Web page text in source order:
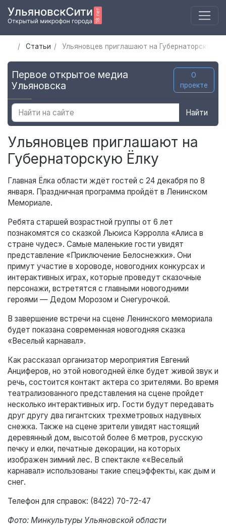
Статьи Ульяновцев приглашают на Губернаторскую
Первое открытое медиа
Ульяновска
О
проекте
Найти
Ульяновцев приглашают на
Губернаторскую Ёлку
Главная Ёлка области ждёт гостей с 24 декабря по 8
января. Праздничная программа пройдёт в Ленинском
Мемориале.
Ребята старшей возрастной группы от 6 лет
познакомятся со сказкой Льюиса Кэрролла «Алиса в
стране чудес». Самые маленькие гости увидят
представление «Приключение Белоснежки». Они
примут участие в хороводе, новогодних конкурсах и
интерактивных играх, которые проведут сказочные
персонажи, встретятся с главными новогодними
героями — Дедом Морозом и Снегурочкой.
В завершение встречи на сцене Ленинского мемориала
будет показана современная новогодняя сказка
«Веселый карнавал».
Как рассказал организатор мероприятия Евгений
Анциферов, но этой новогодней ёлке будет живой звук и
речь, состоится контакт актера со зрителями. Во время
театрализованного представления на сцене пройдет
несколько интерактивных игр. Гости будут передавать
друг другу два гигантских трехметровых надувных
снежка. Также на сцене зрители увидят настоящий
деревянный дом, высотой более 6 метров, русскую
печку и елки, печатные декорации, на которых
изображен зимний лес. В спектакле ««Веселый
карнавал» использованы такие спецэффекты, как дым и
снег.
Телефон для справок: (8422) 70-72-47
Фото: Минкультуры Ульяновской области